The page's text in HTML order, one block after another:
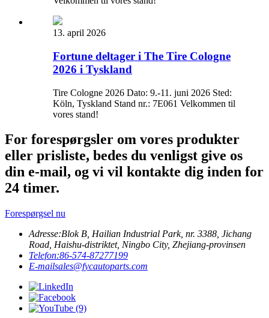
13. april 2026
Fortune deltager i The Tire Cologne
2026 i Tyskland
Tire Cologne 2026 Dato: 9.-11. juni 2026 Sted:
Köln, Tyskland Stand nr.: 7E061 Velkommen til
vores stand!
For forespørgsler om vores produkter
eller prisliste, bedes du venligst give os
din e-mail, og vi vil kontakte dig inden for
24 timer.
Forespørgsel nu
Adresse:Blok B, Hailian Industrial Park, nr. 3388, Jichang
Road, Haishu-distriktet, Ningbo City, Zhejiang-provinsen
Telefon:86-574-87277199
E-mailsales@fycautoparts.com